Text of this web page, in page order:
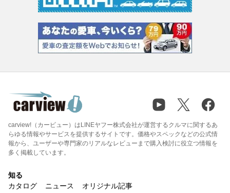
carview!（カービュー）はLINEヤフー株式会社が運営するクルマに関するあ
らゆる情報やサービスを提供するサイトです。価格やスペックなどの公式情
報から、ユーザーや専門家のリアルなレビューまで購入検討に役立つ情報を
多く掲載しています。
知る
カタログ
ニュース オリジナル記事